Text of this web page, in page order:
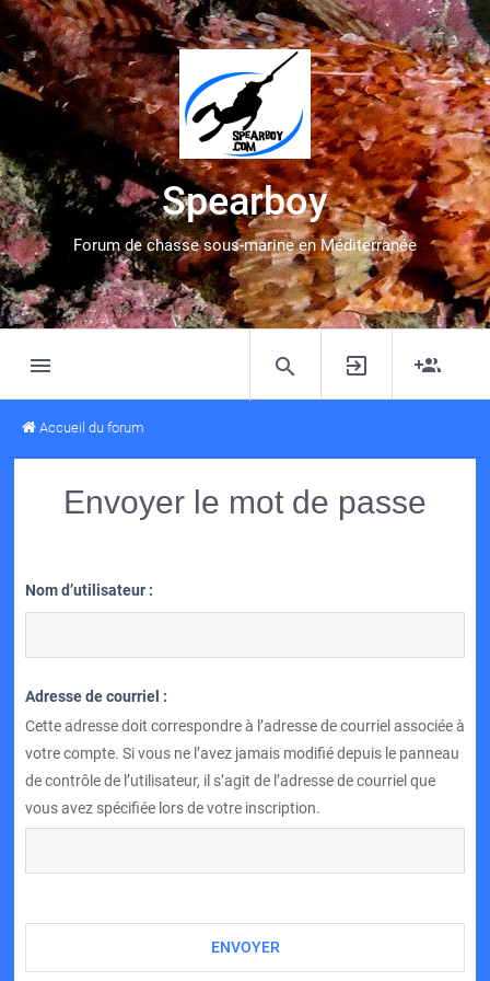
Spearboy
Forum de chasse sous-marine en Méditerranée
Accueil du forum
Envoyer le mot de passe
Nom d’utilisateur :
Adresse de courriel :
Cette adresse doit correspondre à l’adresse de courriel associée à
votre compte. Si vous ne l’avez jamais modifié depuis le panneau
de contrôle de l’utilisateur, il s’agit de l’adresse de courriel que
vous avez spécifiée lors de votre inscription.